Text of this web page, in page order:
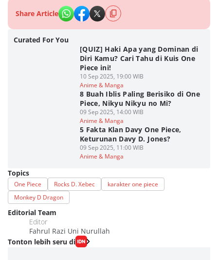
Share Article
Curated For You
[QUIZ] Haki Apa yang Dominan di
Diri Kamu? Cari Tahu di Kuis One
Piece ini!
10 Sep 2025, 19:00 WIB
Anime & Manga
8 Buah Iblis Paling Berisiko di One
Piece, Nikyu Nikyu no Mi?
09 Sep 2025, 14:00 WIB
Anime & Manga
5 Fakta Klan Davy One Piece,
Keturunan Davy D. Jones?
09 Sep 2025, 11:00 WIB
Anime & Manga
Topics
One Piece Rocks D. Xebec
karakter one piece
Monkey D Dragon
Editorial Team
Editor
Fahrul Razi Uni Nurullah
Tonton lebih seru di